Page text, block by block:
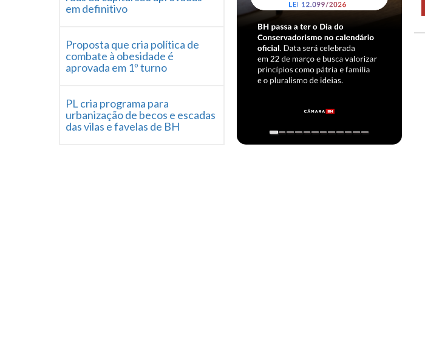
combate à obesidade é
aprovada em 1º turno
urbanização de becos e escadas
das vilas e favelas de BH